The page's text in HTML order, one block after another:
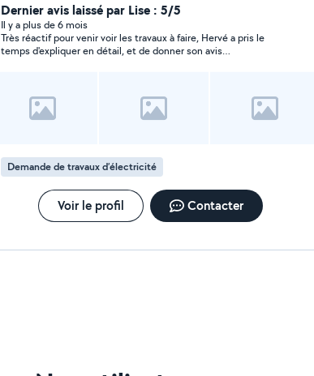
Dernier avis laissé par Lise : 5/5
Il y a plus de 6 mois
Très réactif pour venir voir les travaux à faire, Hervé a pris le
temps d'expliquer en détail, et de donner son avis
Demande de travaux d’électricité
Voir le profil Contacter